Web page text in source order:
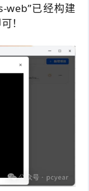
web”已经构建
！